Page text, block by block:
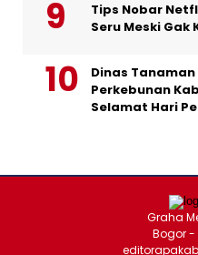
Tips Nobar
Seru Meski Gak
Dinas
Perkebunan
Selamat Hari
Graha
Bogor -